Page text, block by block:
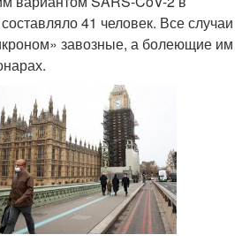
41 человек. Все случаи
завозные, а болеющие им